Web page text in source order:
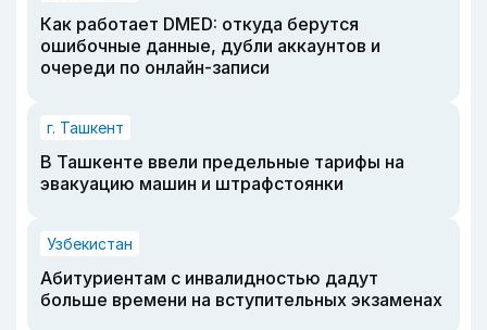
Как работает DMED: откуда берутся
ошибочные данные, дубли аккаунтов и
очереди по онлайн-записи
г. Ташкент
В Ташкенте ввели предельные тарифы на
эвакуацию машин и штрафстоянки
Узбекистан
Абитуриентам с инвалидностью дадут
больше времени на вступительных экзаменах